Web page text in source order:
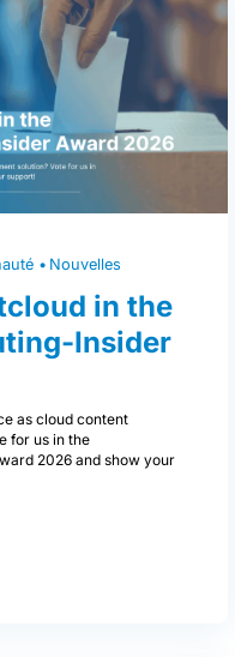
Nouvelles
in the
Insider
as cloud content
for us in the
2026 and show your